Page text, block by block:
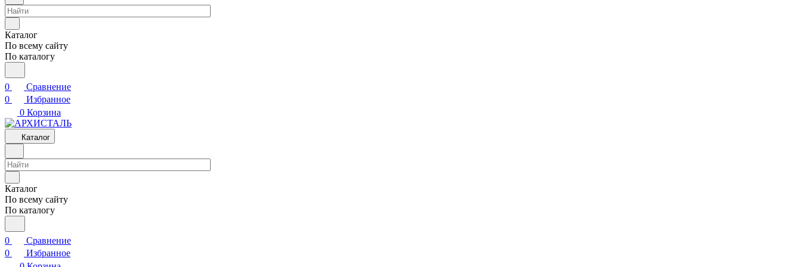
Каталог
По всему сайту
По каталогу
0
Сравнение
0
Избранное
0 Корзина
Каталог
Каталог
По всему сайту
По каталогу
0
Сравнение
0
Избранное